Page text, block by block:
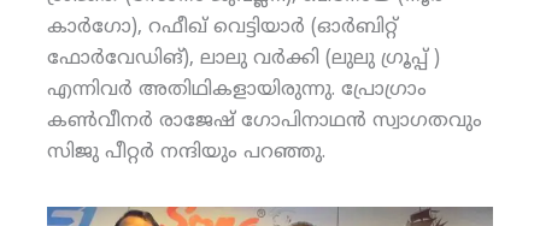
കാര്‍ഗോ), റഫീഖ് വെട്ടിയാര്‍ (ഓര്‍ബിറ്റ്
ഫോര്‍വേഡിങ്), ലാലു വര്‍ക്കി (ലുലു ഗ്രൂപ്പ് )
എന്നിവര്‍ അതിഥികളായിരുന്നു. പ്രോഗ്രാം
കണ്‍വീനര്‍ രാജേഷ് ഗോപിനാഥന്‍ സ്വാഗതവും
സിജു പീറ്റര്‍ നന്ദിയും പറഞ്ഞു.